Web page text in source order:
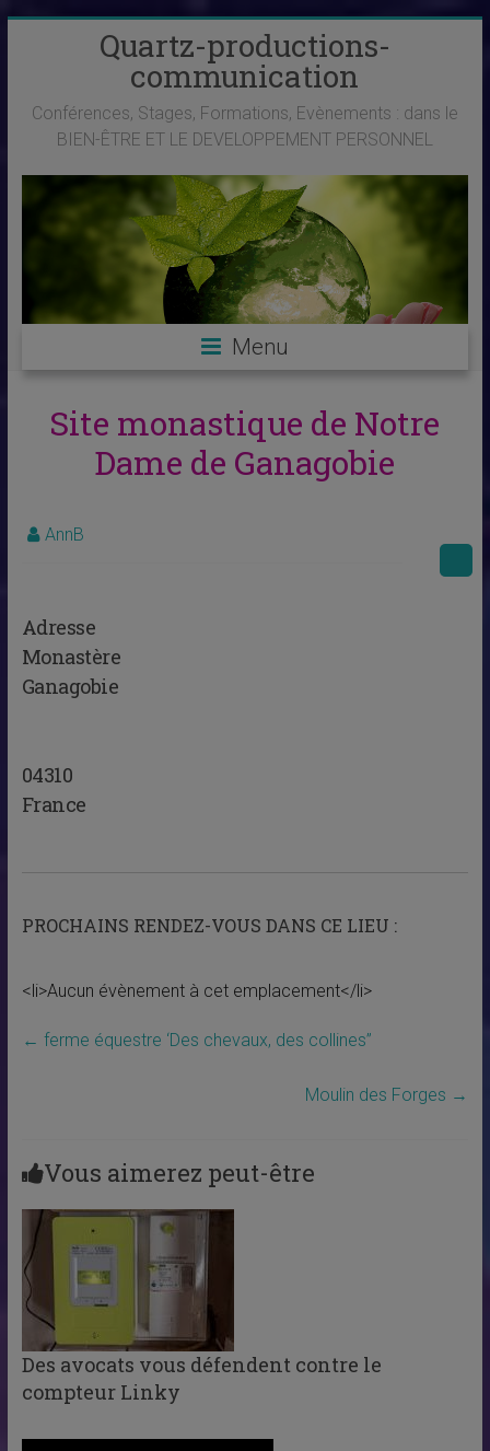
Quartz-productions-
communication
Conférences, Stages, Formations, Evènements : dans le
BIEN-ÊTRE ET LE DEVELOPPEMENT PERSONNEL
Menu
Site monastique de Notre
Dame de Ganagobie
AnnB
Adresse
Monastère
Ganagobie
04310
France
PROCHAINS RENDEZ-VOUS DANS CE LIEU :
<li>Aucun évènement à cet emplacement</li>
← ferme équestre ‘Des chevaux, des collines”
Moulin des Forges →
Vous aimerez peut-être
Des avocats vous défendent contre le
compteur Linky